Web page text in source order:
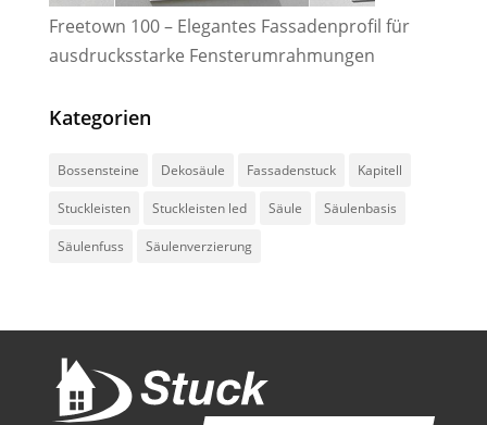
Freetown 100 – Elegantes Fassadenprofil für
ausdrucksstarke Fensterumrahmungen
Kategorien
Bossensteine Dekosäule Fassadenstuck Kapitell
Stuckleisten Stuckleisten led Säule Säulenbasis
Säulenfuss Säulenverzierung